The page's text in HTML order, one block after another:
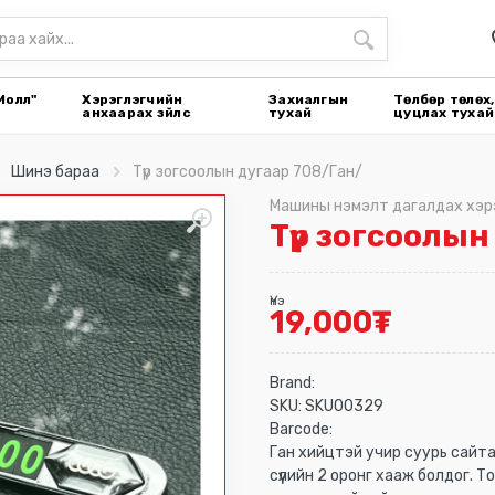
Хэрэглэгчийн
анхаарах зүйлс
Захиалгын
тухай
Төлбөр
цуцлах тухай
Шинэ бараа
Түр зогсоолын дугаар 708/Ган/
Машины нэмэлт дагалдах
Түр
Үнэ
19,000₮
Brand:
SKU: SKU00329
Barcode:
Ган хийцтэй учир суурь
сүүлийн 2 оронг хааж болдог.